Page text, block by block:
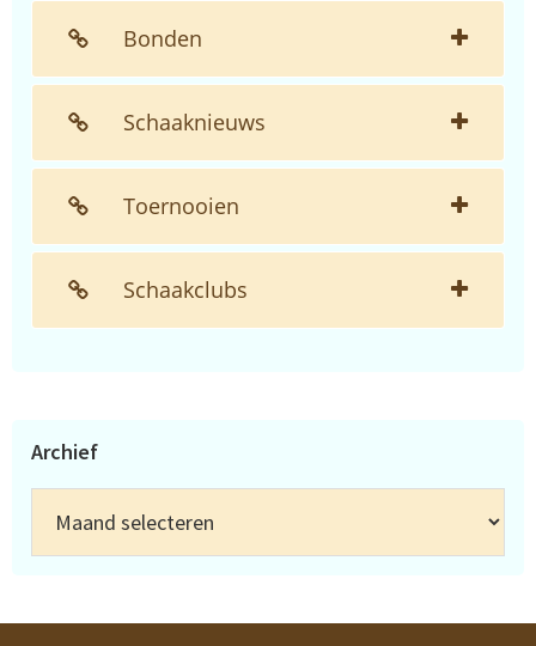
Bonden
Schaaknieuws
Toernooien
Schaakclubs
Archief